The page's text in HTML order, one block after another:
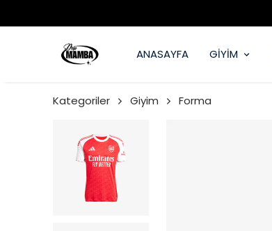
ANASAYFA GİYİM
Kategoriler Giyim Forma